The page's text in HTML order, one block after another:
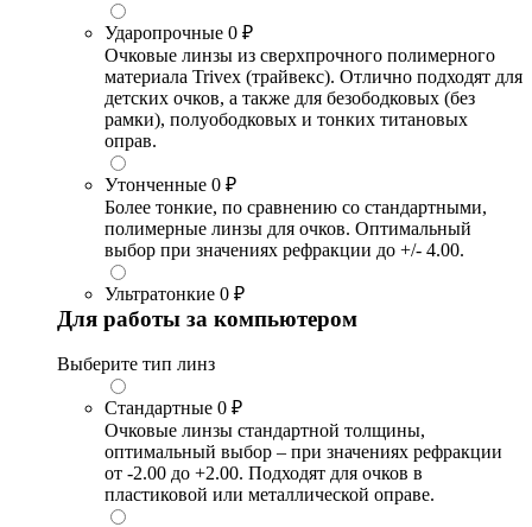
Ударопрочные 0 ₽
Очковые линзы из сверхпрочного полимерного
материала Trivex (трайвекс). Отлично подходят для
детских очков, а также для безободковых (без
рамки), полуободковых и тонких титановых
оправ.
Утонченные 0 ₽
Более тонкие, по сравнению со стандартными,
полимерные линзы для очков. Оптимальный
выбор при значениях рефракции до +/- 4.00.
Ультратонкие 0 ₽
Для работы за компьютером
Выберите тип линз
Стандартные 0 ₽
Очковые линзы стандартной толщины,
оптимальный выбор – при значениях рефракции
от -2.00 до +2.00. Подходят для очков в
пластиковой или металлической оправе.